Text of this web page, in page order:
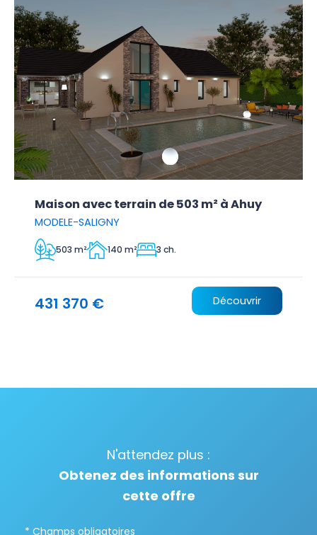
Maison avec terrain de 503 m² à Ahuy
MODELE-SALIGNY
503 m² 140 m² 3 ch.
431 370 € Découvrir
N'attendez plus :
Obtenez des informations sur
cette offre
* Champs obligatoires